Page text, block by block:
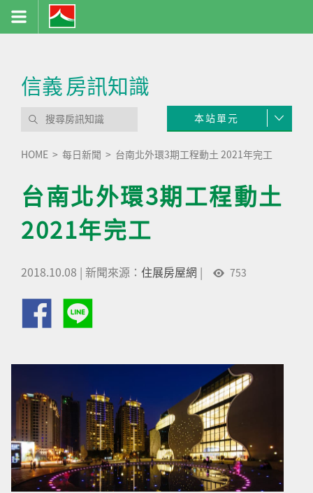
信義房訊知識
本站單元
HOME 每日新聞 台南北外環3期工程動土 2021年完工
台南北外環3期工程動土
2021年完工
2018.10.08 | 新聞來源： 住展房屋網 | 753